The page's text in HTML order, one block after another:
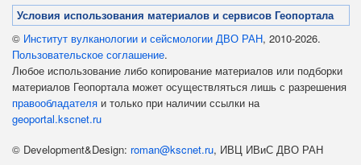
Условия использования материалов и сервисов Геопортала
© Институт вулканологии и сейсмологии ДВО РАН, 2010-2026.
Пользовательское соглашение.
Любое использование либо копирование материалов или подборки
материалов Геопортала может осуществляться лишь с разрешения
правообладателя и только при наличии ссылки на
geoportal.kscnet.ru
© Development&Design: roman@kscnet.ru, ИВЦ ИВиС ДВО РАН